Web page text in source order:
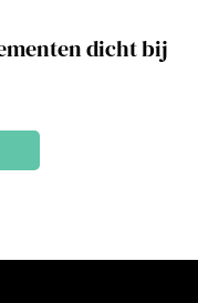
dicht bij